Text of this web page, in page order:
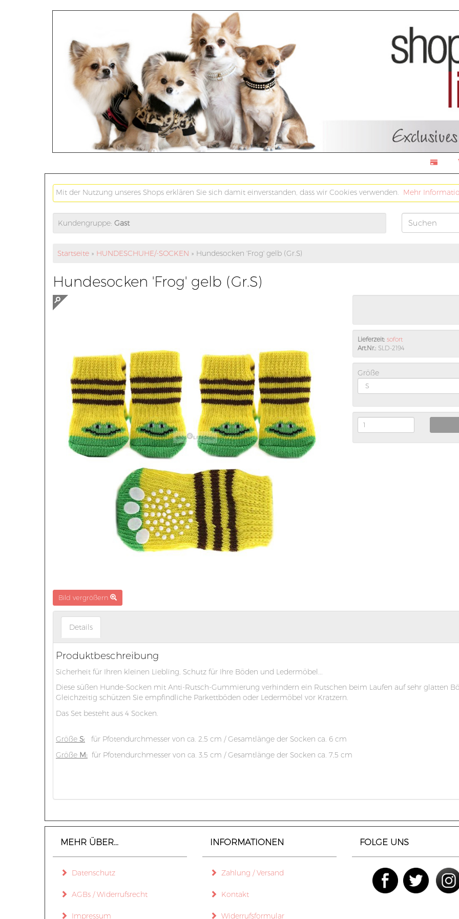
Mit der Nutzung unseres Shops erklären Sie sich damit einverstanden, dass wir Cookies verwenden. Mehr
Kundengruppe: Gast
Startseite » HUNDESCHUHE/-SOCKEN » Hundesocken 'Frog' gelb (Gr.S)
Hundesocken 'Frog' gelb (Gr.S)
Bild vergrößern
Lieferzeit: sofort
Art.Nr.: SLD-2194
Größe
Details
Produktbeschreibung
Sicherheit für Ihren kleinen Liebling, Schutz für Ihre Böden und Ledermöbel...
Diese süßen Hunde-Socken mit Anti-Rutsch-Gummierung verhindern ein Rutschen beim Laufen auf sehr glatten
Gleichzeitig schützen Sie empfindliche Parkettböden oder Ledermöbel vor Kratzern.
Das Set besteht aus 4 Socken.
Größe S: für Pfotendurchmesser von ca. 2,5 cm / Gesamtlänge der Socken ca. 6 cm
Größe M: für Pfotendurchmesser von ca. 3,5 cm / Gesamtlänge der Socken ca. 7,5 cm
MEHR ÜBER...
Datenschutz
AGBs / Widerrufsrecht
Impressum
INFORMATIONEN
Zahlung / Versand
Kontakt
Widerrufsformular
FOLGE UNS